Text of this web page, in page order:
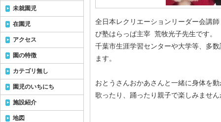
全日本レクリエーションリーダー会
び塾はらっぱ主宰 荒牧光子先生です。
千葉市生涯学習センターや大学等、多
ます。
おとうさんおかあさんと一緒に身体を
歌ったり、踊ったり親子で楽しみません
未就園児
在園児
アクセス
園の特徴
カテゴリ無し
園児のいちにち
施設紹介
地図